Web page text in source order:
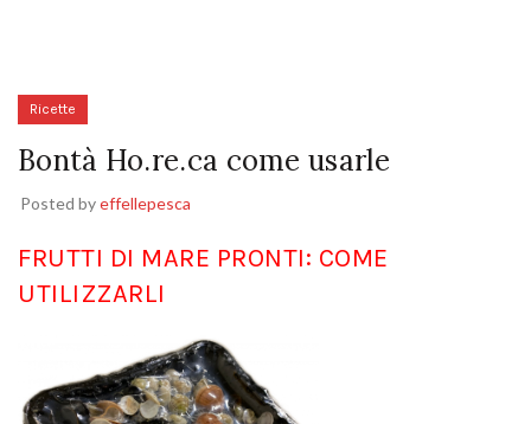
Ricette
Bontà Ho.re.ca come usarle
Posted byeffellepesca
FRUTTI DI MARE PRONTI: COME
UTILIZZARLI